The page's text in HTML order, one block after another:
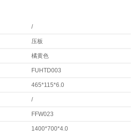
/
压板
橘黄色
FUHTD003
465*115*6.0
/
FFW023
1400*700*4.0